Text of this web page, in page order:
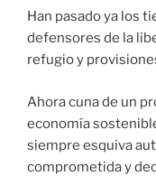
Han pasado ya los
defensores de la
refugio y
Ahora cuna de un
economía
siempre esquiva
comprometida y